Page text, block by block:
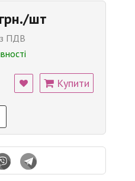
шт
з ПДВ
Купити